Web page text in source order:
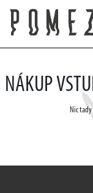
NÁKUP
Nic